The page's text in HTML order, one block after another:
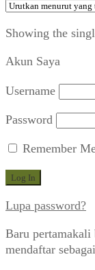
Showing the
Akun Saya
Username
Password
Remember
Lupa password?
Baru
mendaftar